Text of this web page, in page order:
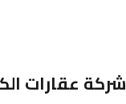
شركة عقارات